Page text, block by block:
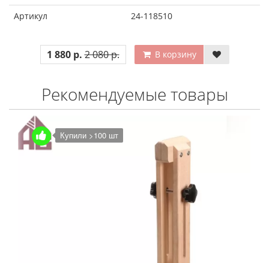
Артикул
24-118510
1 880 р. 2 080 р. В корзину
Рекомендуемые товары
Купили >100 шт